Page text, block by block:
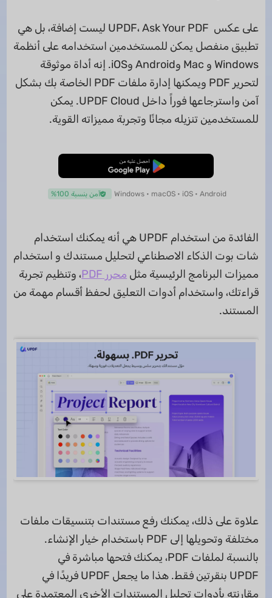
على عكس UPDF، Ask Your PDF ليست إضافة، بل هي
تطبيق منفصل يمكن للمستخدمين استخدامه على أنظمة
Windows و Mac وAndroid وiOS. إنه أداة موثوقة
لتحرير PDF ويمكنها إدارة ملفات PDF الخاصة بك بشكل
آمن واسترجاعها فوراً داخل UPDF Cloud. يمكن
للمستخدمين تنزيله مجانًا وتجربة مميزاته القوية.
تنزيل مجاني
Windows • macOS • iOS • Android آمن بنسبة 100%
الفائدة من استخدام UPDF هي أنه يمكنك استخدام
شات بوت الذكاء الاصطناعي لتحليل مستندك و استخدام
مميزات البرنامج الرئيسية مثل محرر PDF
، وتنظيم تجربة
قراءتك، واستخدام أدوات التعليق لحفظ أقسام مهمة من
المستند.
علاوة على ذلك، يمكنك رفع مستندات بتنسيقات ملفات
مختلفة وتحويلها إلى PDF باستخدام خيار الإنشاء.
بالنسبة لملفات PDF، يمكنك فتحها مباشرة في
UPDF بنقرتين فقط. هذا ما يجعل UPDF فريدًا في
مقارنته بأدوات تحليل المستندات الأخرى المعتمدة على